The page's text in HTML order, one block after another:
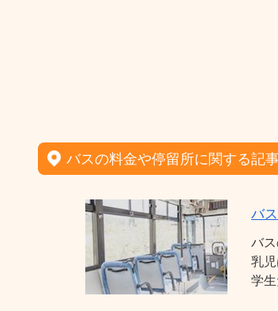
バスの料金や停留所に関する記
バ
バ
乳
学生